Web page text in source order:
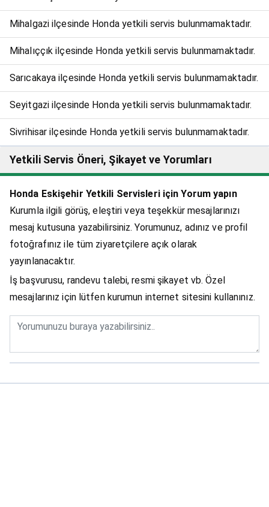
Mihalgazi ilçesinde Honda yetkili servis bulunmamaktadır.
Mihalıççık ilçesinde Honda yetkili servis bulunmamaktadır.
Sarıcakaya ilçesinde Honda yetkili servis bulunmamaktadır.
Seyitgazi ilçesinde Honda yetkili servis bulunmamaktadır.
Sivrihisar ilçesinde Honda yetkili servis bulunmamaktadır.
Yetkili Servis Öneri, Şikayet ve Yorumları
Honda Eskişehir Yetkili Servisleri için Yorum yapın
Kurumla ilgili görüş, eleştiri veya teşekkür mesajlarınızı
mesaj kutusuna yazabilirsiniz. Yorumunuz, adınız ve profil
fotoğrafınız ile tüm ziyaretçilere açık olarak
yayınlanacaktır.
İş başvurusu, randevu talebi, resmi şikayet vb. Özel
mesajlarınız için lütfen kurumun internet sitesini kullanınız.